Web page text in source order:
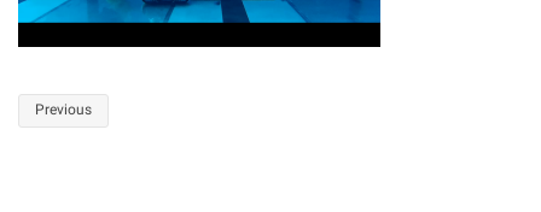
Post
Previous